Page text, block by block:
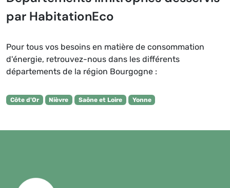
par HabitationEco
Pour tous vos besoins en matière de consommation
d'énergie, retrouvez-nous dans les différents
départements de la région Bourgogne :
Côte d'Or Nièvre Saône et Loire Yonne